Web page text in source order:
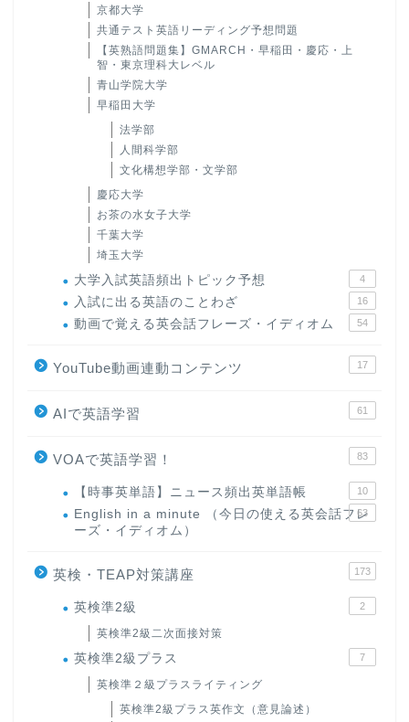
京都大学
共通テスト英語リーディング予想問題
【英熟語問題集】GMARCH・早稲田・慶応・上
智・東京理科大レベル
青山学院大学
早稲田大学
法学部
人間科学部
文化構想学部・文学部
慶応大学
お茶の水女子大学
千葉大学
埼玉大学
大学入試英語頻出トピック予想 4
入試に出る英語のことわざ 16
動画で覚える英会話フレーズ・イディオム 54
YouTube動画連動コンテンツ 17
AIで英語学習 61
VOAで英語学習！ 83
【時事英単語】ニュース頻出英単語帳 10
English in a minute （今日の使える英会話フレ
ーズ・イディオム）
63
英検・TEAP対策講座 173
英検準2級 2
英検準2級二次面接対策
英検準2級プラス 7
英検準２級プラスライティング
英検準2級プラス英作文（意見論述）